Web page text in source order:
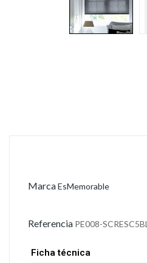
MarcaEsMemorable
Referencia PE008-SCRESC5BL
Ficha técnica